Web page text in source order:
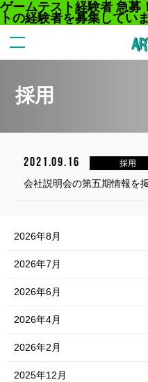
ゲームテスト経験者 急
トの経験者を募集していま
採用
2021.09.16 採用
会社説明会の第五期情報を
2026年8月
2026年7月
2026年6月
2026年4月
2026年2月
2025年12月